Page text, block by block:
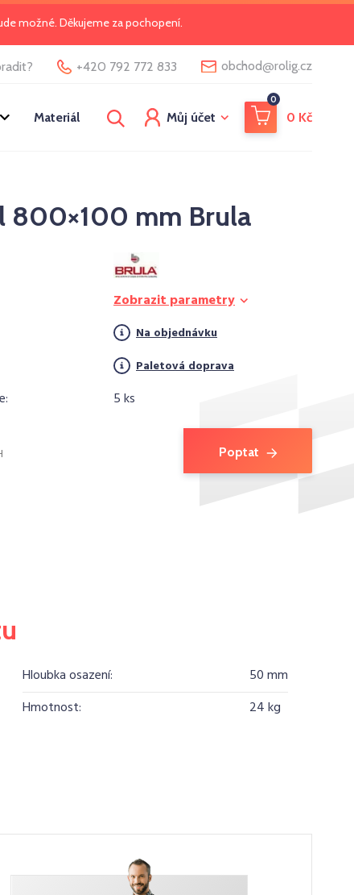
možné. Děkujeme za pochopení.
+420 792 772 833 obchod@rolig.cz
Materiál Můj účet
0
0 Kč
800×100 mm Brula
Zobrazit parametry
Na objednávku
Paletová doprava
5 ks
Poptat
Hloubka osazení:
50 mm
Hmotnost:
24 kg